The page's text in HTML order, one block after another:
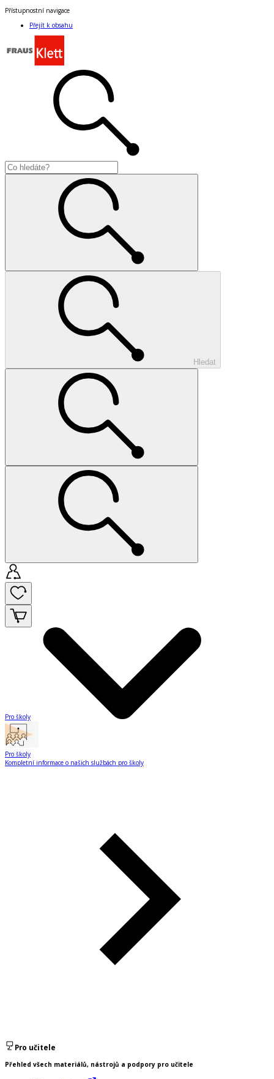
Přístupnostní navigace
Přejít k obsahu
Hledat
Pro školy
Pro školy
Kompletní informace o našich službách pro školy
Pro učitele
Přehled všech materiálů, nástrojů a podpory pro učitele